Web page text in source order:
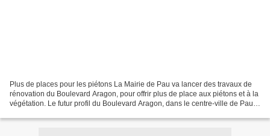
Plus de places pour les piétons La Mairie de Pau va lancer des travaux de
rénovation du Boulevard Aragon, pour offrir plus de place aux piétons et à la
végétation. Le futur profil du Boulevard Aragon, dans le centre-ville de Pau